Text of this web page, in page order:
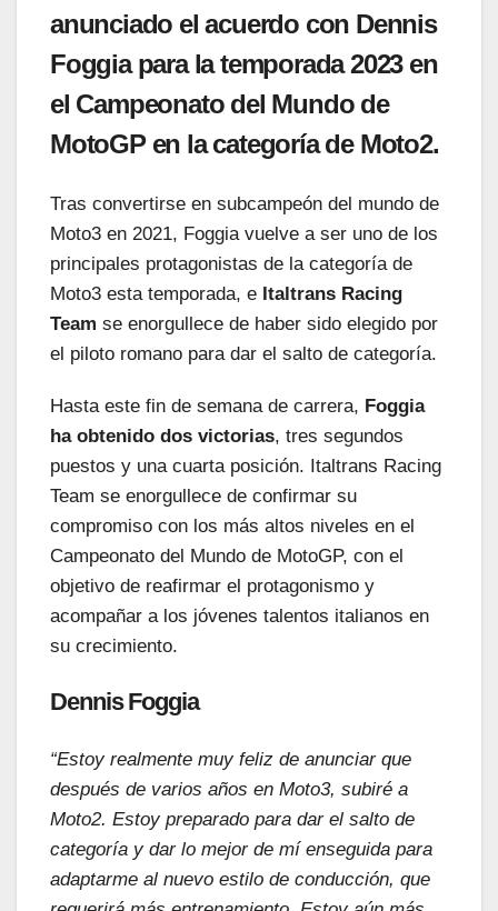
anunciado el acuerdo con Dennis
Foggia para la temporada 2023 en
el Campeonato del Mundo de
MotoGP en la categoría de Moto2.
Tras convertirse en subcampeón del mundo de
Moto3 en 2021, Foggia vuelve a ser uno de los
principales protagonistas de la categoría de
Moto3 esta temporada, e Italtrans Racing
Team se enorgullece de haber sido elegido por
el piloto romano para dar el salto de categoría.
Hasta este fin de semana de carrera, Foggia
ha obtenido dos victorias, tres segundos
puestos y una cuarta posición. Italtrans Racing
Team se enorgullece de confirmar su
compromiso con los más altos niveles en el
Campeonato del Mundo de MotoGP, con el
objetivo de reafirmar el protagonismo y
acompañar a los jóvenes talentos italianos en
su crecimiento.
Dennis Foggia
“Estoy realmente muy feliz de anunciar que
después de varios años en Moto3, subiré a
Moto2. Estoy preparado para dar el salto de
categoría y dar lo mejor de mí enseguida para
adaptarme al nuevo estilo de conducción, que